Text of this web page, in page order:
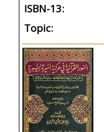
ISBN-13:
Topic: